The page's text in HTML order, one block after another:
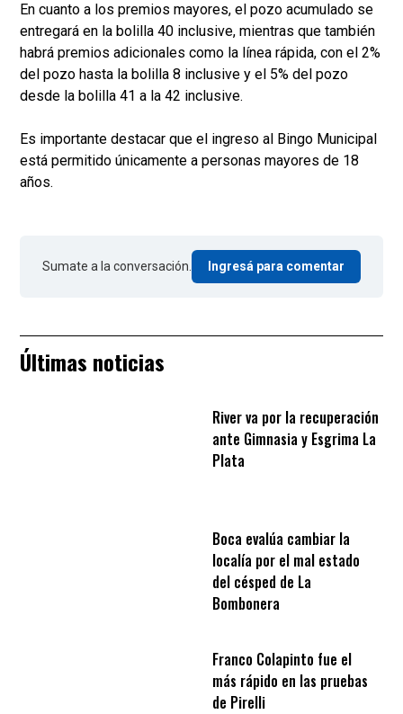
En cuanto a los premios mayores, el pozo acumulado se
entregará en la bolilla 40 inclusive, mientras que también
habrá premios adicionales como la línea rápida, con el 2%
del pozo hasta la bolilla 8 inclusive y el 5% del pozo
desde la bolilla 41 a la 42 inclusive.
Es importante destacar que el ingreso al Bingo Municipal
está permitido únicamente a personas mayores de 18
años.
Sumate a la conversación. Ingresá para comentar
Últimas noticias
River va por la recuperación
ante Gimnasia y Esgrima La
Plata
Boca evalúa cambiar la
localía por el mal estado
del césped de La
Bombonera
Franco Colapinto fue el
más rápido en las pruebas
de Pirelli